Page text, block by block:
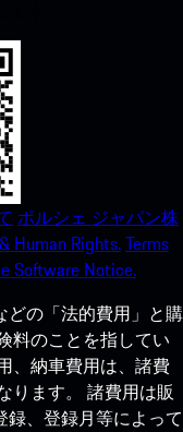
ポルシェ ジャパン株
Human Rights.Terms
Software Notice.
どの「法的費用」と購
料のことを指してい
、納車費用は、諸費
ります。 諸費用は販
、登録月等によって